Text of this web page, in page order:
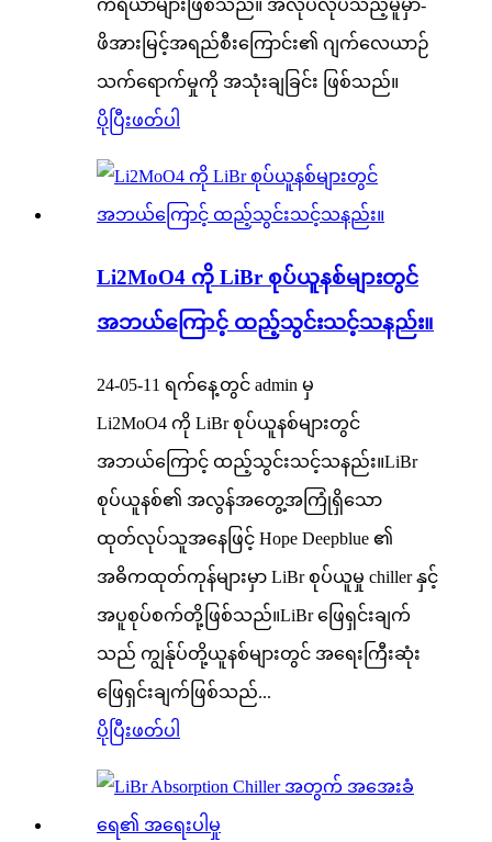
ကိရိယာများဖြစ်သည်။ အလုပ်လုပ်သည့်မူမှာ-
ဖိအားမြင့်အရည်စီးကြောင်း၏ ဂျက်လေယာဉ်
သက်ရောက်မှုကို အသုံးချခြင်း ဖြစ်သည်။
ပိုပြီးဖတ်ပါ
Li2MoO4 ကို LiBr စုပ်ယူနစ်များတွင်
အဘယ်ကြောင့် ထည့်သွင်းသင့်သနည်း။
24-05-11 ရက်နေ့တွင် admin မှ
Li2MoO4 ကို LiBr စုပ်ယူနစ်များတွင်
အဘယ်ကြောင့် ထည့်သွင်းသင့်သနည်း။LiBr
စုပ်ယူနစ်၏ အလွန်အတွေ့အကြုံရှိသော
ထုတ်လုပ်သူအနေဖြင့် Hope Deepblue ၏
အဓိကထုတ်ကုန်များမှာ LiBr စုပ်ယူမှု chiller နှင့်
အပူစုပ်စက်တို့ဖြစ်သည်။LiBr ဖြေရှင်းချက်
သည် ကျွန်ုပ်တို့ယူနစ်များတွင် အရေးကြီးဆုံး
ဖြေရှင်းချက်ဖြစ်သည်...
ပိုပြီးဖတ်ပါ